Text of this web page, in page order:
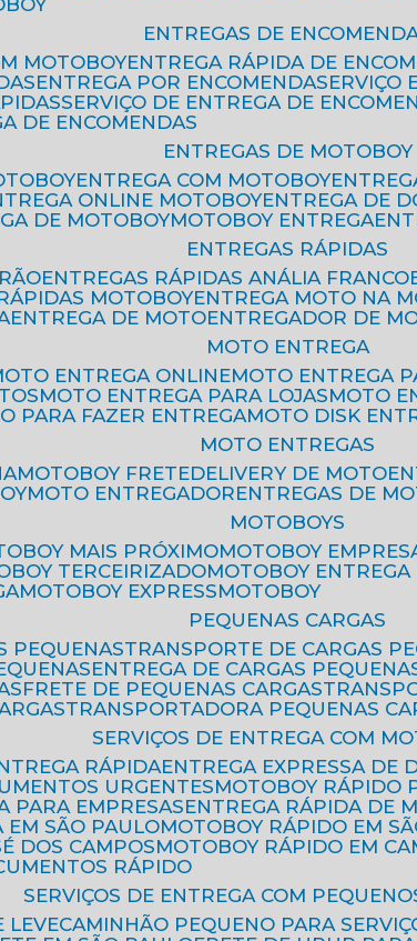
ENTREGAS DE
MOTOBOY
ENTREGA RÁPIDA DE
ENTREGA POR ENCOMENDA
SERVIÇO DE ENTREGA DE
DE ENCOMENDAS
ENTREGAS DE MOTOBOY
ENTREGA COM MOTOBOY
ONLINE MOTOBOY
ENTREGA DE
DE MOTOBOY MOTOBOY ENTREGA
ENTREGAS RÁPIDAS
ENTREGAS RÁPIDAS ANÁLIA FRANCO
RÁPIDAS MOTOBOY ENTREGA MOTO NA
ENTREGA DE MOTO
ENTREGADOR DE
MOTO ENTREGA
MOTO ENTREGA ONLINE
MOTO ENTREGA
MOTO ENTREGA PARA LOJAS MOTO
PARA FAZER ENTREGA MOTO DISK
MOTO ENTREGAS
MOTOBOY FRETE DELIVERY DE MOTO
MOTO ENTREGADOR ENTREGAS DE
MOTOBOYS
MAIS PRÓXIMO MOTOBOY
TERCEIRIZADO MOTOBOY
MOTOBOY EXPRESS
MOTOBOY
PEQUENAS CARGAS
PEQUENAS
TRANSPORTE DE CARGAS
ENTREGA DE CARGAS
FRETE DE PEQUENAS CARGAS
TRANSPORTADORA PEQUENAS
SERVIÇOS DE ENTREGA COM
RÁPIDA
ENTREGA EXPRESSA
URGENTES
MOTOBOY
PARA EMPRESAS
ENTREGA RÁPIDA DE
EM SÃO PAULO
MOTOBOY RÁPIDO EM
DOS CAMPOS
MOTOBOY RÁPIDO EM
RÁPIDO
SERVIÇOS DE ENTREGA COM
LEVE
CAMINHÃO PEQUENO PARA